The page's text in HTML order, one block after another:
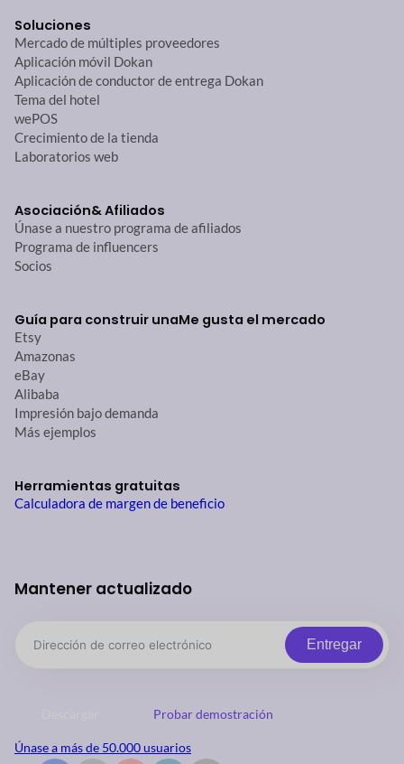
Soluciones
Mercado de múltiples proveedores
Aplicación móvil Dokan
Aplicación de conductor de entrega Dokan
Tema del hotel
wePOS
Crecimiento de la tienda
Laboratorios web
Asociación& Afiliados
Únase a nuestro programa de afiliados
Programa de influencers
Socios
Guía para construir unaMe gusta el mercado
Etsy
Amazonas
eBay
Alibaba
Impresión bajo demanda
Más ejemplos
Herramientas gratuitas
Calculadora de margen de beneficio
Mantener actualizado
Entregar
Probar demostración
Únase a más de 50.000 usuarios